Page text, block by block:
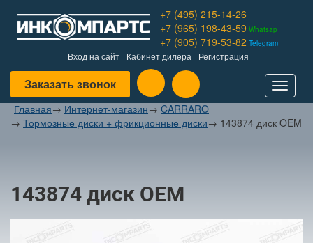
+7 (495) 215-14-26
+7 (965) 198-43-59 Whatsap
+7 (905) 719-53-82 Telegram
Вход на сайт Кабинет дилера Регистрация
Заказать звонок
Toggle
Главная→ Интернет-магазин→ CARRARO
→ Тормозные диски + фрикционные диски→ 143874 диск OEM
143874 диск OEM